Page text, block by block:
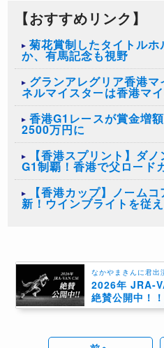
【おすすめリンク】
菊花賞制したタイトル
か、有馬記念も視野
グランアレグリア香港
ネルマイスターは香港マ
香港G1レースが賞金増
2500万円に
【香港スプリント】ダ
G1制覇！香港で父ロード
【香港カップ】ノーム
新！ウインブライトを従
なかやまきんに君出
2026年 JRA-
絶賛公開中！！